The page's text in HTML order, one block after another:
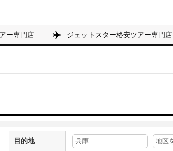
ー専門店 ジェットスター格安ツアー専門店
目的地